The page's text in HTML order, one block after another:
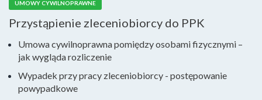
UMOWY CYWILNOPRAWNE
Przystąpienie zleceniobiorcy do PPK
Umowa cywilnoprawna pomiędzy osobami fizycznymi –
jak wygląda rozliczenie
Wypadek przy pracy zleceniobiorcy - postępowanie
powypadkowe